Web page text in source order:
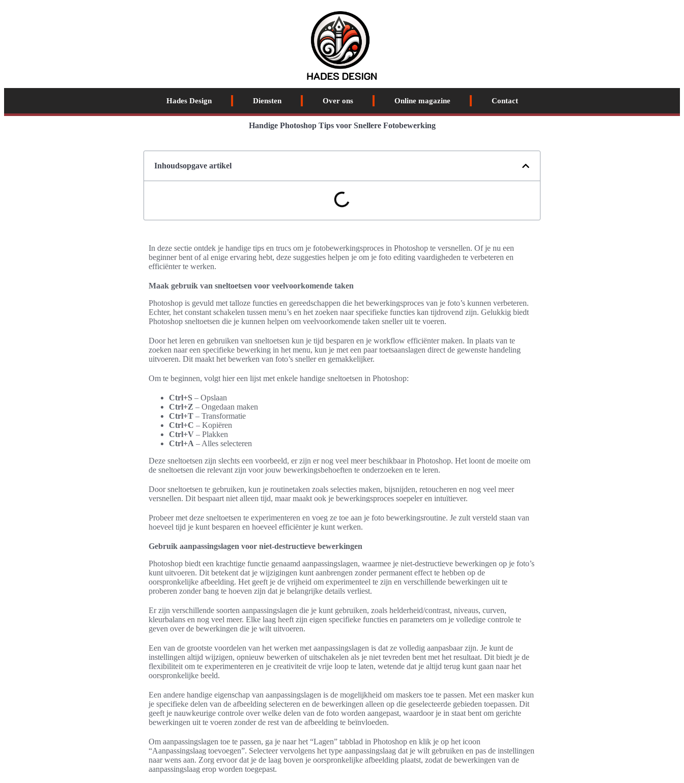
Hades Design Diensten Over ons Online magazine Contact
Handige Photoshop Tips voor Snellere Fotobewerking
Inhoudsopgave artikel
In deze sectie ontdek je handige tips en trucs om je fotobewerkingsproces in Photoshop te versnellen. Of je nu een
beginner bent of al enige ervaring hebt, deze suggesties helpen je om je foto editing vaardigheden te verbeteren en
efficiënter te werken.
Maak gebruik van sneltoetsen voor veelvoorkomende taken
Photoshop is gevuld met talloze functies en gereedschappen die het bewerkingsproces van je foto’s kunnen verbeteren.
Echter, het constant schakelen tussen menu’s en het zoeken naar specifieke functies kan tijdrovend zijn. Gelukkig biedt
Photoshop sneltoetsen die je kunnen helpen om veelvoorkomende taken sneller uit te voeren.
Door het leren en gebruiken van sneltoetsen kun je tijd besparen en je workflow efficiënter maken. In plaats van te
zoeken naar een specifieke bewerking in het menu, kun je met een paar toetsaanslagen direct de gewenste handeling
uitvoeren. Dit maakt het bewerken van foto’s sneller en gemakkelijker.
Om te beginnen, volgt hier een lijst met enkele handige sneltoetsen in Photoshop:
Ctrl+S – Opslaan
Ctrl+Z – Ongedaan maken
Ctrl+T – Transformatie
Ctrl+C – Kopiëren
Ctrl+V – Plakken
Ctrl+A – Alles selecteren
Deze sneltoetsen zijn slechts een voorbeeld, er zijn er nog veel meer beschikbaar in Photoshop. Het loont de moeite om
de sneltoetsen die relevant zijn voor jouw bewerkingsbehoeften te onderzoeken en te leren.
Door sneltoetsen te gebruiken, kun je routinetaken zoals selecties maken, bijsnijden, retoucheren en nog veel meer
versnellen. Dit bespaart niet alleen tijd, maar maakt ook je bewerkingsproces soepeler en intuïtiever.
Probeer met deze sneltoetsen te experimenteren en voeg ze toe aan je foto bewerkingsroutine. Je zult versteld staan van
hoeveel tijd je kunt besparen en hoeveel efficiënter je kunt werken.
Gebruik aanpassingslagen voor niet-destructieve bewerkingen
Photoshop biedt een krachtige functie genaamd aanpassingslagen, waarmee je niet-destructieve bewerkingen op je foto’s
kunt uitvoeren. Dit betekent dat je wijzigingen kunt aanbrengen zonder permanent effect te hebben op de
oorspronkelijke afbeelding. Het geeft je de vrijheid om experimenteel te zijn en verschillende bewerkingen uit te
proberen zonder bang te hoeven zijn dat je belangrijke details verliest.
Er zijn verschillende soorten aanpassingslagen die je kunt gebruiken, zoals helderheid/contrast, niveaus, curven,
kleurbalans en nog veel meer. Elke laag heeft zijn eigen specifieke functies en parameters om je volledige controle te
geven over de bewerkingen die je wilt uitvoeren.
Een van de grootste voordelen van het werken met aanpassingslagen is dat ze volledig aanpasbaar zijn. Je kunt de
instellingen altijd wijzigen, opnieuw bewerken of uitschakelen als je niet tevreden bent met het resultaat. Dit biedt je de
flexibiliteit om te experimenteren en je creativiteit de vrije loop te laten, wetende dat je altijd terug kunt gaan naar het
oorspronkelijke beeld.
Een andere handige eigenschap van aanpassingslagen is de mogelijkheid om maskers toe te passen. Met een masker kun
je specifieke delen van de afbeelding selecteren en de bewerkingen alleen op die geselecteerde gebieden toepassen. Dit
geeft je nauwkeurige controle over welke delen van de foto worden aangepast, waardoor je in staat bent om gerichte
bewerkingen uit te voeren zonder de rest van de afbeelding te beïnvloeden.
Om aanpassingslagen toe te passen, ga je naar het “Lagen” tabblad in Photoshop en klik je op het icoon
“Aanpassingslaag toevoegen”. Selecteer vervolgens het type aanpassingslaag dat je wilt gebruiken en pas de instellingen
naar wens aan. Zorg ervoor dat je de laag boven je oorspronkelijke afbeelding plaatst, zodat de bewerkingen van de
aanpassingslaag erop worden toegepast.